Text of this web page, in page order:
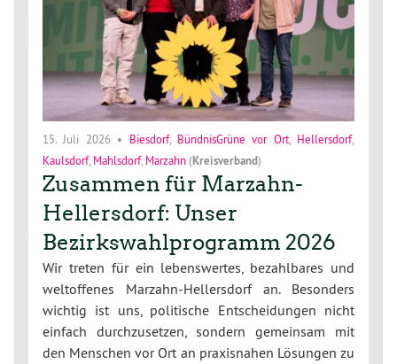
15. Juli 2026• Biesdorf, BündnisGrüne vor Ort, Hellersdorf,
Kaulsdorf, Mahlsdorf, Marzahn (Kreisverband)
Zusammen für Marzahn-
Hellersdorf: Unser
Bezirkswahlprogramm 2026
Wir treten für ein lebenswertes, bezahlbares und
weltoffenes Marzahn-Hellersdorf an. Besonders
wichtig ist uns, politische Entscheidungen nicht
einfach durchzusetzen, sondern gemeinsam mit
den Menschen vor Ort an praxisnahen Lösungen zu